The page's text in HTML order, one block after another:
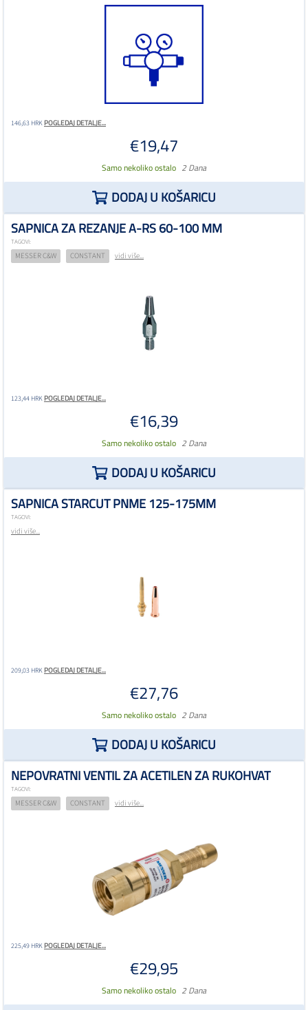
146,63 HRKPOGLEDAJ DETALJE...
€19,47
Samo nekoliko ostalo 2 Dana
DODAJ U KOŠARICU
SAPNICA ZA REZANJE A-RS 60-100 MM
TAGOVI:
MESSER C&W CONSTANT vidi više...
123,44 HRKPOGLEDAJ DETALJE...
€16,39
Samo nekoliko ostalo 2 Dana
DODAJ U KOŠARICU
SAPNICA STARCUT PNME 125-175MM
TAGOVI:
vidi više...
209,03 HRKPOGLEDAJ DETALJE...
€27,76
Samo nekoliko ostalo 2 Dana
DODAJ U KOŠARICU
NEPOVRATNI VENTIL ZA ACETILEN ZA RUKOHVAT
TAGOVI:
MESSER C&W CONSTANT vidi više...
225,49 HRKPOGLEDAJ DETALJE...
€29,95
Samo nekoliko ostalo 2 Dana